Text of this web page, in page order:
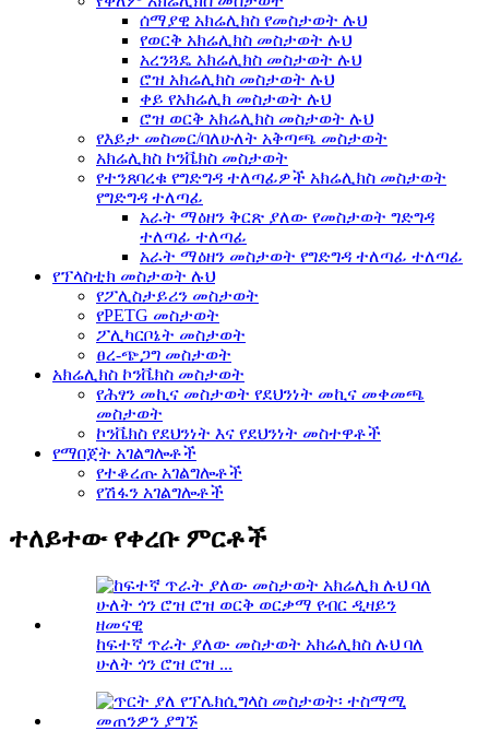
ሰማያዊ አክሬሊክስ የመስታወት ሉህ
የወርቅ አክሬሊክስ መስታወት ሉህ
አረንጓዴ አክሬሊክስ መስታወት ሉህ
ሮዝ አክሬሊክስ መስታወት ሉህ
ቀይ የአክሬሊክ መስታወት ሉህ
ሮዝ ወርቅ አክሬሊክስ መስታወት ሉህ
የእይታ መስመር/ባለሁለት አቅጣጫ መስታወት
አክሬሊክስ ኮንቬክስ መስታወት
የተንጸባረቁ የግድግዳ ተለጣፊዎች አክሬሊክስ መስታወት
የግድግዳ ተለጣፊ
አራት ማዕዘን ቅርጽ ያለው የመስታወት ግድግዳ
ተለጣፊ ተለጣፊ
አራት ማዕዘን መስታወት የግድግዳ ተለጣፊ ተለጣፊ
የፕላስቲክ መስታወት ሉህ
የፖሊስታይሪን መስታወት
የPETG መስታወት
ፖሊካርቦኔት መስታወት
ፀረ-ጭጋግ መስታወት
አክሬሊክስ ኮንቬክስ መስታወት
የሕፃን መኪና መስታወት የደህንነት መኪና መቀመጫ
መስታወት
ኮንቬክስ የደህንነት እና የደህንነት መስተዋቶች
የማበጀት አገልግሎቶች
የተቆረጡ አገልግሎቶች
የሽፋን አገልግሎቶች
ተለይተው የቀረቡ ምርቶች
ከፍተኛ ጥራት ያለው መስታወት አክሬሊክስ ሉህ ባለ
ሁለት ጎን ሮዝ ሮዝ ...